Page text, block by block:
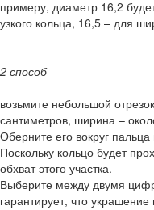
примеру, диаметр 16,2
узкого кольца, 16,5 – для
2 способ
возьмите небольшой
сантиметров, ширина –
Оберните его вокруг
Поскольку кольцо будет
обхват этого участка.
Выберите между двумя
гарантирует, что